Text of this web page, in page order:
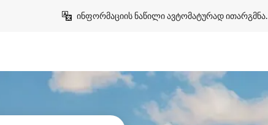
ინფორმაციის ნაწილი ავტომატურად ითარგმნა.